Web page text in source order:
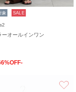
象 SALE
ーオールインワン